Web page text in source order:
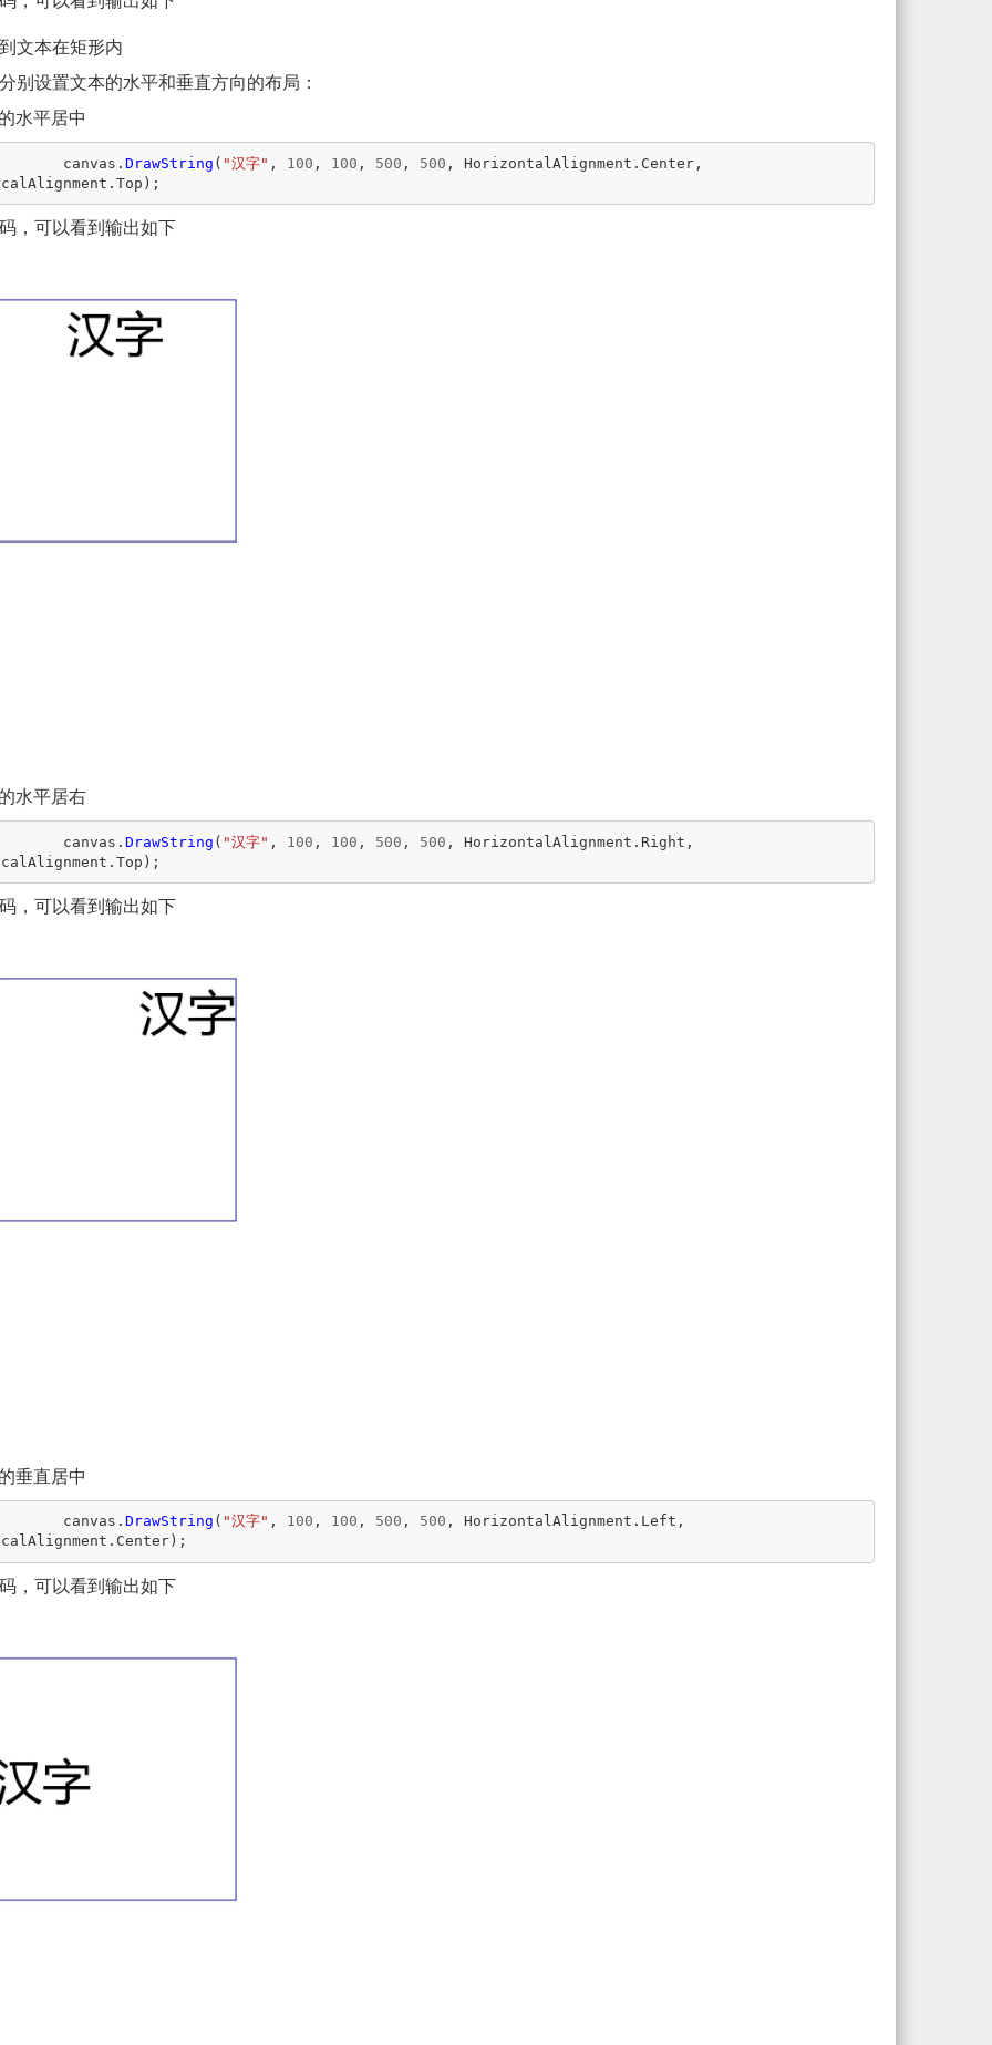
文本在矩形内
别设置文本的水平和垂直方向的布局：
水平居中
canvas . DrawString ( "汉字" , 100 , 100 , 500 , 500 , HorizontalAlignment . Center ,
. Top );
，可以看到输出如下
水平居右
canvas . DrawString ( "汉字" , 100 , 100 , 500 , 500 , HorizontalAlignment . Right ,
. Top );
，可以看到输出如下
垂直居中
canvas . DrawString ( "汉字" , 100 , 100 , 500 , 500 , HorizontalAlignment . Left ,
. Center );
，可以看到输出如下